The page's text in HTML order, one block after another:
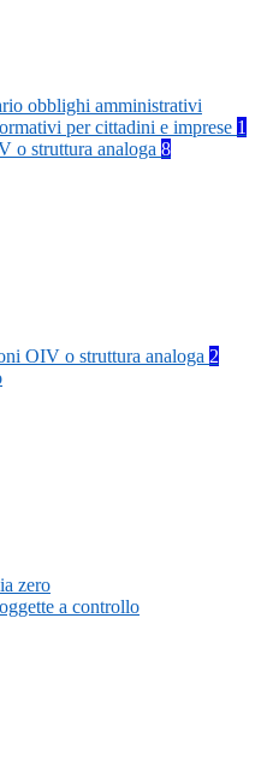
obblighi amministrativi
per cittadini e imprese 1
o struttura analoga 8
OIV o struttura analoga 2
zero
a controllo